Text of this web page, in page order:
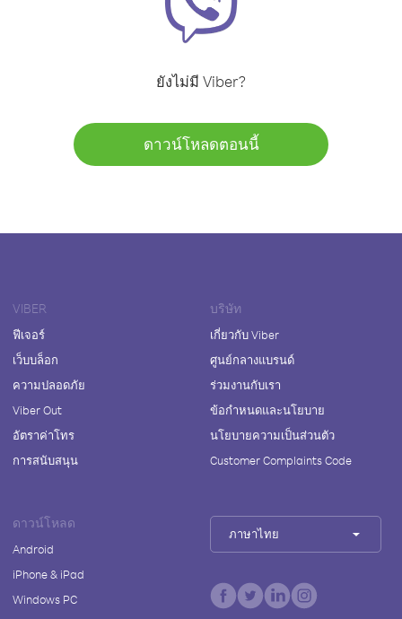
ยังไม่มี Viber?
ดาวน์โหลดตอนนี้
VIBER
ฟีเจอร์
เว็บบล็อก
ความปลอดภัย
Viber Out
อัตราค่าโทร
การสนับสนุน
บริษัท
เกี่ยวกับ Viber
ศูนย์กลางแบรนด์
ร่วมงานกับเรา
ข้อกำหนดและนโยบาย
นโยบายความเป็นส่วนตัว
Customer Complaints Code
ดาวน์โหลด
Android
iPhone & iPad
Windows PC
ภาษาไทย